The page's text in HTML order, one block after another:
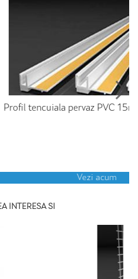
PVC 15mm, 2.4m/buc
INTERESA SI